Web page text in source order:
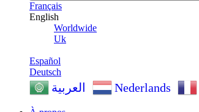
Français
English
Worldwide
Uk
Español
Deutsch
العربية Nederlands